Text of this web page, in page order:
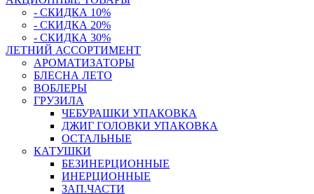
- СКИДКА 10%
- СКИДКА 20%
- СКИДКА 30%
ЛЕТНИЙ АССОРТИМЕНТ
АРОМАТИЗАТОРЫ
БЛЕСНА ЛЕТО
ВОБЛЕРЫ
ГРУЗИЛА
ЧЕБУРАШКИ УПАКОВКА
ДЖИГ ГОЛОВКИ УПАКОВКА
ОСТАЛЬНЫЕ
КАТУШКИ
БЕЗИНЕРЦИОННЫЕ
ИНЕРЦИОННЫЕ
ЗАП.ЧАСТИ